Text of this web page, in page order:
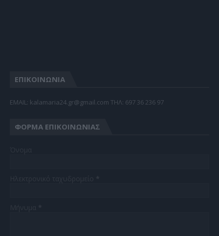
ΕΠΙΚΟΙΝΩΝΙΑ
EMAIL: kalamaria24.gr@gmail.com TΗΛ: 697 36 236 97
ΦΌΡΜΑ ΕΠΙΚΟΙΝΩΝΊΑΣ